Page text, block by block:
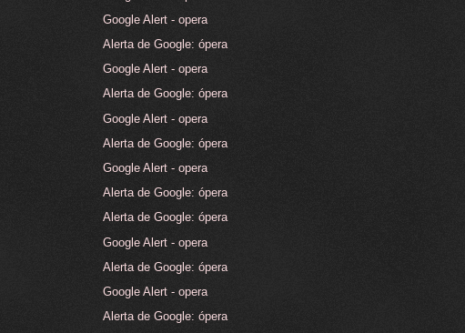
Google Alert - opera
Alerta de Google: ópera
Google Alert - opera
Alerta de Google: ópera
Google Alert - opera
Alerta de Google: ópera
Google Alert - opera
Alerta de Google: ópera
Alerta de Google: ópera
Google Alert - opera
Alerta de Google: ópera
Google Alert - opera
Alerta de Google: ópera